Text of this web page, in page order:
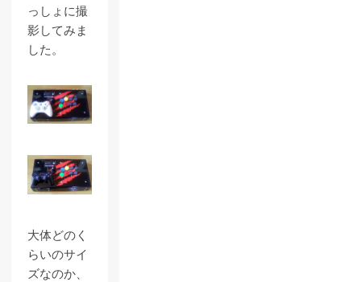
っしょに撮
影してみま
した。
大体どのく
らいのサイ
ズなのか、